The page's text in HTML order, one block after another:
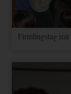
Firmlingstag